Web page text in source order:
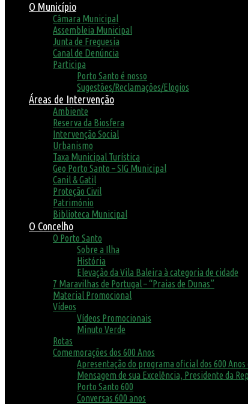
O Município
Câmara Municipal
Assembleia Municipal
Junta de Freguesia
Canal de Denúncia
Participa
Porto Santo é nosso
Sugestões/Reclamações/Elogios
Áreas de Intervenção
Ambiente
Reserva da Biosfera
Intervenção Social
Urbanismo
Taxa Municipal Turística
Geo Porto Santo – SIG Municipal
Canil & Gatil
Proteção Civil
Património
Biblioteca Municipal
O Concelho
O Porto Santo
Sobre a Ilha
História
Elevação da Vila Baleira à categoria de cidade
7 Maravilhas de Portugal – “Praias de Dunas”
Material Promocional
Vídeos
Vídeos Promocionais
Minuto Verde
Rotas
Comemorações dos 600 Anos
Apresentação do programa oficial dos 600
Mensagem de sua Excelência, Presidente da
Porto Santo 600
Conversas 600 anos